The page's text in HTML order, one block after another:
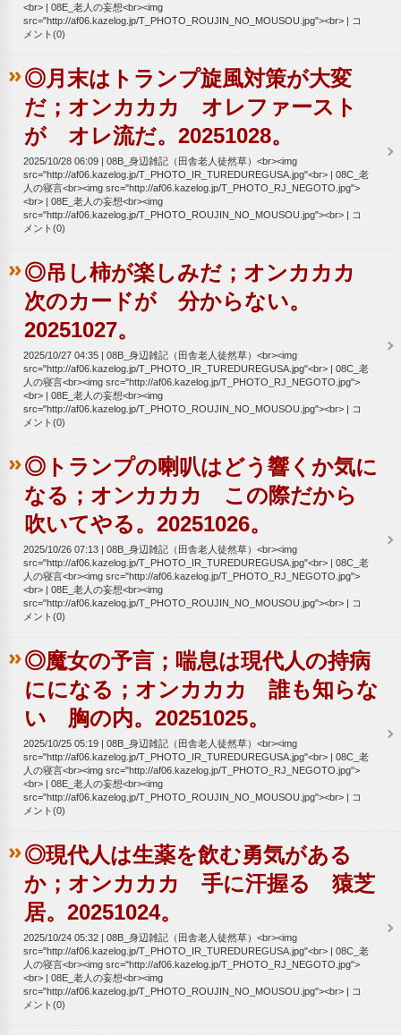
<br>
08E_老人の妄想<br><img
src="http://af06.kazelog.jp/T_PHOTO_ROUJIN_NO_MOUSOU.jpg"><br>
コ
メント(0)
◎月末はトランプ旋風対策が大変
だ；オンカカカ オレファースト
が オレ流だ。20251028。
2025/10/28 06:09
08B_身辺雑記（田舎老人徒然草）<br><img
src="http://af06.kazelog.jp/T_PHOTO_IR_TUREDUREGUSA.jpg"<br>
08C_老
人の寝言<br><img src="http://af06.kazelog.jp/T_PHOTO_RJ_NEGOTO.jpg">
<br>
08E_老人の妄想<br><img
src="http://af06.kazelog.jp/T_PHOTO_ROUJIN_NO_MOUSOU.jpg"><br>
コ
メント(0)
◎吊し柿が楽しみだ；オンカカカ
次のカードが 分からない。
20251027。
2025/10/27 04:35
08B_身辺雑記（田舎老人徒然草）<br><img
src="http://af06.kazelog.jp/T_PHOTO_IR_TUREDUREGUSA.jpg"<br>
08C_老
人の寝言<br><img src="http://af06.kazelog.jp/T_PHOTO_RJ_NEGOTO.jpg">
<br>
08E_老人の妄想<br><img
src="http://af06.kazelog.jp/T_PHOTO_ROUJIN_NO_MOUSOU.jpg"><br>
コ
メント(0)
◎トランプの喇叭はどう響くか気に
なる；オンカカカ この際だから
吹いてやる。20251026。
2025/10/26 07:13
08B_身辺雑記（田舎老人徒然草）<br><img
src="http://af06.kazelog.jp/T_PHOTO_IR_TUREDUREGUSA.jpg"<br>
08C_老
人の寝言<br><img src="http://af06.kazelog.jp/T_PHOTO_RJ_NEGOTO.jpg">
<br>
08E_老人の妄想<br><img
src="http://af06.kazelog.jp/T_PHOTO_ROUJIN_NO_MOUSOU.jpg"><br>
コ
メント(0)
◎魔女の予言；喘息は現代人の持病
にになる；オンカカカ 誰も知らな
い 胸の内。20251025。
2025/10/25 05:19
08B_身辺雑記（田舎老人徒然草）<br><img
src="http://af06.kazelog.jp/T_PHOTO_IR_TUREDUREGUSA.jpg"<br>
08C_老
人の寝言<br><img src="http://af06.kazelog.jp/T_PHOTO_RJ_NEGOTO.jpg">
<br>
08E_老人の妄想<br><img
src="http://af06.kazelog.jp/T_PHOTO_ROUJIN_NO_MOUSOU.jpg"><br>
コ
メント(0)
◎現代人は生薬を飲む勇気がある
か；オンカカカ 手に汗握る 猿芝
居。20251024。
2025/10/24 05:32
08B_身辺雑記（田舎老人徒然草）<br><img
src="http://af06.kazelog.jp/T_PHOTO_IR_TUREDUREGUSA.jpg"<br>
08C_老
人の寝言<br><img src="http://af06.kazelog.jp/T_PHOTO_RJ_NEGOTO.jpg">
<br>
08E_老人の妄想<br><img
src="http://af06.kazelog.jp/T_PHOTO_ROUJIN_NO_MOUSOU.jpg"><br>
コ
メント(0)